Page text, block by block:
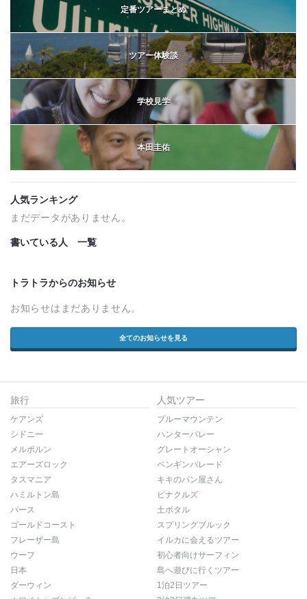
定番ツアーまとめ
ツアー体験談
学校見学
本田圭佑
人気ランキング
まだデータがありません。
書いている人 一覧
トラトラからのお知らせ
お知らせはまだありません。
全てのお知らせを見る
旅行
ケアンズ
シドニー
メルボルン
エアーズロック
タスマニア
ハミルトン島
パース
ゴールドコースト
フレーザー島
ウーフ
日本
ダーウィン
人気ツアー
ブルーマウンテン
ハンターバレー
グレートオーシャン
ペンギンパレード
キキのパン屋さん
ピナクルズ
土ボタル
スプリングブルック
イルカに会えるツアー
初心者向けサーフィン
島へ遊びに行くツアー
1泊2日ツアー